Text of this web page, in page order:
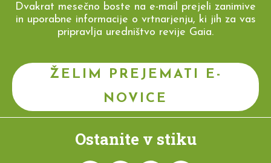
Dvakrat mesečno boste na e-mail prejeli zanimive
in uporabne informacije o vrtnarjenju, ki jih za vas
pripravlja uredništvo revije Gaia.
ŽELIM PREJEMATI E-
NOVICE
Ostanite v stiku